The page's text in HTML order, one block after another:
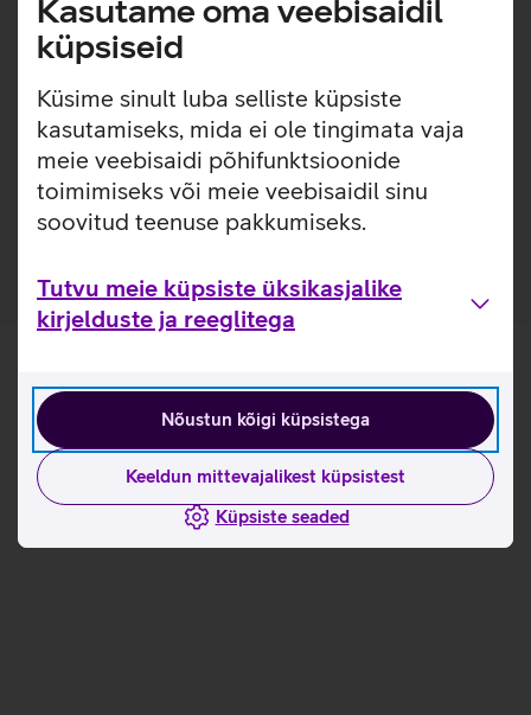
Kasutame oma veebisaidil
küpsiseid
Küsime sinult luba selliste küpsiste
kasutamiseks, mida ei ole tingimata vaja
meie veebisaidi põhifunktsioonide
toimimiseks või meie veebisaidil sinu
soovitud teenuse pakkumiseks.
Tutvu meie küpsiste üksikasjalike
kirjelduste ja reeglitega
Nõustun kõigi küpsistega
Keeldun mittevajalikest küpsistest
Küpsiste seaded
Kaitseklaas on kriimustustele 3x vastupidavam, kui
eelneva generatsiooni PanzerGlass kaitseklaasid.
PanzerGlass kaitseklaasid).
Pakendis on kaasas raam, mis teeb koduse kaitseklaasi
paigalduse mugavamaks. Paigaldusraam on valmistatud
100% taaskasutatud plastikust.
Kaitseklaas on valmistatud 60% taaskasutatud klaasist.